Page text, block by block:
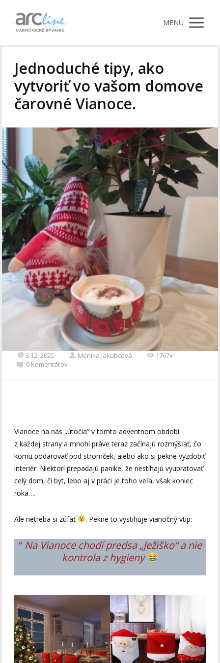
MENU
Jednoduché tipy, ako
vytvoriť vo vašom domove
čarovné Vianoce.
3.12. 2025 Monika Jakubcová
1767x
0 Komentárov
Vianoce na nás „útočia“ v tomto adventnom období
z každej strany a mnohí práve teraz začínajú rozmýšľať, čo
komu podarovať pod stromček, alebo ako si pekne vyzdobiť
interiér. Niektorí prepadajú panike, že nestíhajú vyupratovať
celý dom, či byt, lebo aj v práci je toho veľa, však koniec
roka….
Ale netreba si zúfať . Pekne to vystihuje vianočný vtip:
“ Na Vianoce chodí predsa „Ježiško“ a nie
kontrola z hygieny